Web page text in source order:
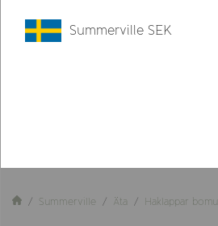
Summerville Äta Haklappar bomull
Summerville SEK